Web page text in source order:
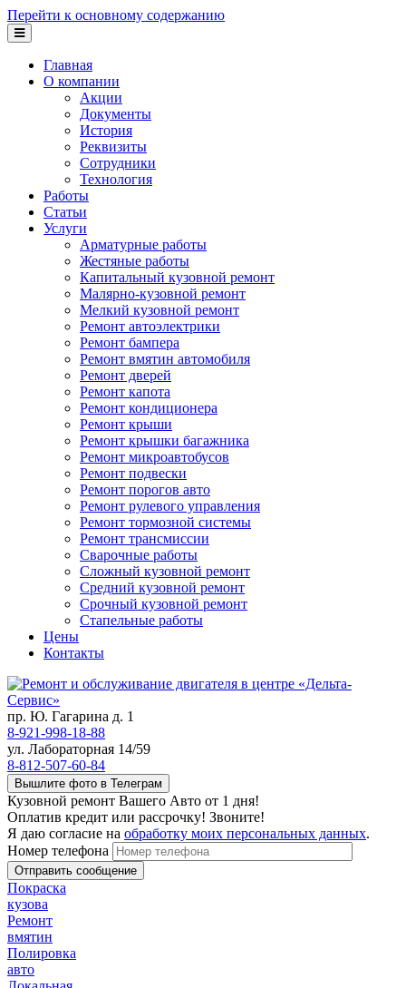
Перейти к основному содержанию
Главная
О компании
Акции
Документы
История
Реквизиты
Сотрудники
Технология
Работы
Статьи
Услуги
Арматурные работы
Жестяные работы
Капитальный кузовной ремонт
Малярно-кузовной ремонт
Мелкий кузовной ремонт
Ремонт автоэлектрики
Ремонт бампера
Ремонт вмятин автомобиля
Ремонт дверей
Ремонт капота
Ремонт кондиционера
Ремонт крыши
Ремонт крышки багажника
Ремонт микроавтобусов
Ремонт подвески
Ремонт порогов авто
Ремонт рулевого управления
Ремонт тормозной системы
Ремонт трансмиссии
Сварочные работы
Сложный кузовной ремонт
Средний кузовной ремонт
Срочный кузовной ремонт
Стапельные работы
Цены
Контакты
пр. Ю. Гагарина д. 1
8-921-998-18-88
ул. Лабораторная 14/59
8-812-507-60-84
Вышлите фото в Телеграм
Кузовной ремонт Вашего Авто от 1 дня!
Оплатив кредит или рассрочку! Звоните!
Я даю согласие на обработку моих персональных данных.
Номер телефона
Покраска
кузова
Ремонт
вмятин
Полировка
авто